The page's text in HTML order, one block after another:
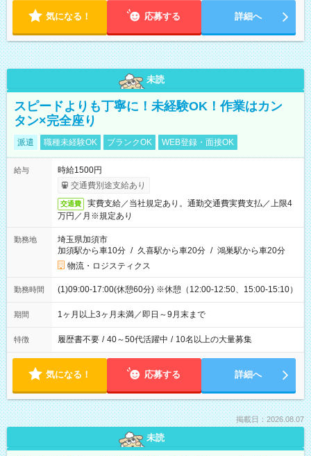
気になる！ 応募する 詳細へ
未読
スピードよりも丁寧に！未経験OK！作業はカン
タン×完全座り
派遣 職種未経験OK ブランクOK WEB登録・面接OK
給与
時給1500円
交通費別途支給あり
交通費
実費支給／当社規定あり。通勤交通費実費支払／上限4
万円／月※規定あり
勤務地
埼玉県加須市
加須駅から車10分 / 久喜駅から車20分 / 鴻巣駅から車20分
物流・ロジスティクス
勤務時間 (1)09:00-17:00(休憩60分) ※休憩（12:00-12:50、15:00-15:10）
期間 1ヶ月以上3ヶ月未満／即日～9月末まで
特徴 履歴書不要 / 40～50代活躍中 / 10名以上の大量募集
気になる！ 応募する 詳細へ
掲載日：2026.08.07
未読